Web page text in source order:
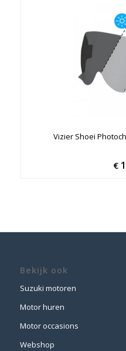
Vizier Shoei
€
Bekijk ook
Suzuki motoren
Motor huren
Motor occasions
Webshop